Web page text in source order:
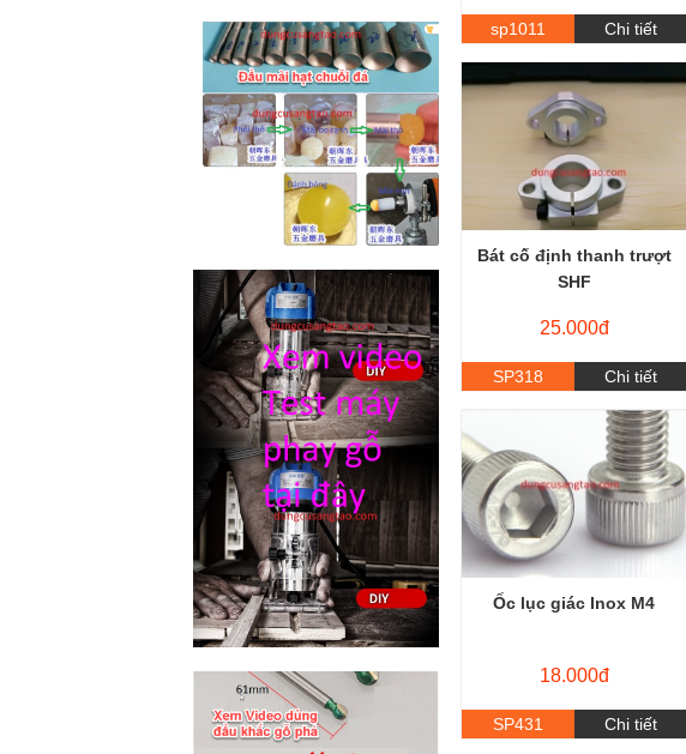
sp1011 Chi tiết
Bát cố định thanh trượt
SHF
25.000đ
SP318 Chi tiết
Ốc lục giác Inox M4
18.000đ
SP431 Chi tiết